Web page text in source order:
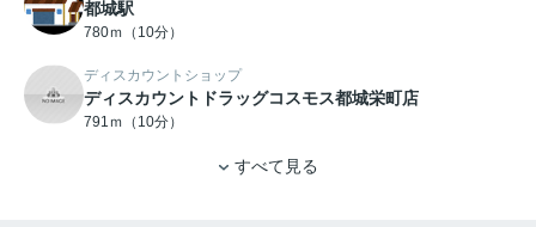
都城駅
780ｍ（10分）
ディスカウントショップ
ディスカウントドラッグコスモス都城栄町店
791ｍ（10分）
すべて見る